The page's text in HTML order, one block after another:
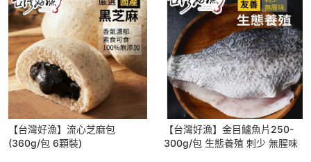
【台灣好漁】流心芝麻包
(360g/包 6顆裝)
【台灣好漁】金目鱸魚片250-
300g/包 生態養殖 刺少 無腥味